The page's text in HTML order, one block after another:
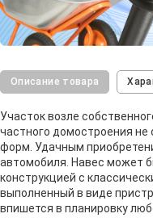
Описание товара
Участок возле
частного домостроения не
форм. Удачным
автомобиля. Навес может
конструкцией с
выполненный в виде
впишется в планировку